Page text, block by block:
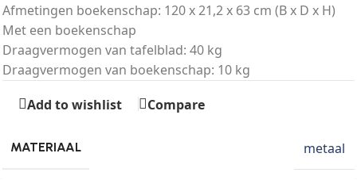
Afmetingen boekenschap: 120 x 21,2 x 63 cm (B x D x H)
Met een boekenschap
Draagvermogen van tafelblad: 40 kg
Draagvermogen van boekenschap: 10 kg
Add to wishlist
Compare
MATERIAAL metaal